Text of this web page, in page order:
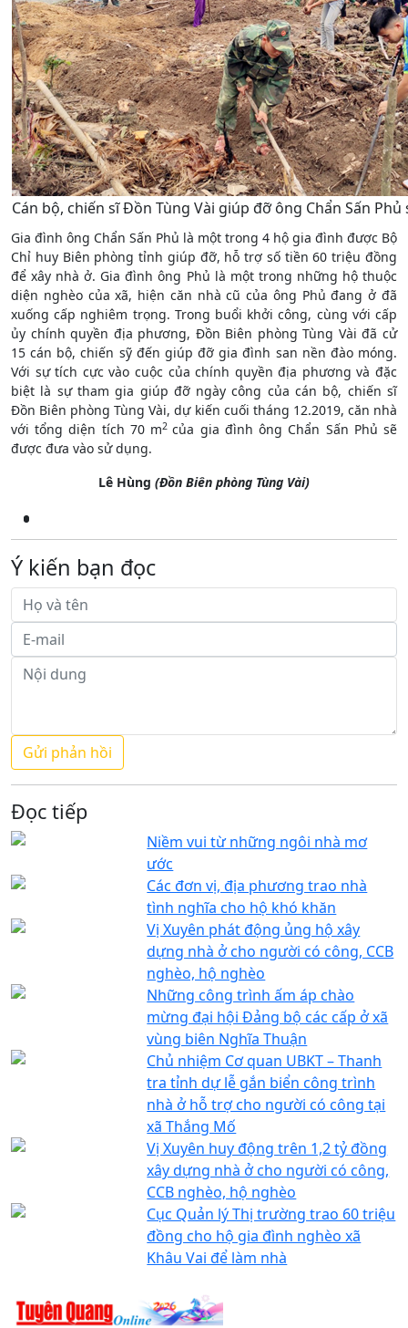
Cán bộ, chiến sĩ Đồn Tùng Vài giúp đỡ ông Chẩn Sấn
Gia đình ông Chẩn Sấn Phủ là một trong 4 hộ gia đình được Bộ
Chỉ huy Biên phòng tỉnh giúp đỡ, hỗ trợ số tiền 60 triệu đồng
để xây nhà ở. Gia đình ông Phủ là một trong những hộ thuộc
diện nghèo của xã, hiện căn nhà cũ của ông Phủ đang ở đã
xuống cấp nghiêm trọng. Trong buổi khởi công, cùng với cấp
ủy chính quyền địa phương, Đồn Biên phòng Tùng Vài đã cử
15 cán bộ, chiến sỹ đến giúp đỡ gia đình san nền đào móng.
Với sự tích cực vào cuộc của chính quyền địa phương và đặc
biệt là sự tham gia giúp đỡ ngày công của cán bộ, chiến sĩ
Đồn Biên phòng Tùng Vài, dự kiến cuối tháng 12.2019, căn nhà
với tổng diện tích 70 m2 của gia đình ông Chẩn Sấn Phủ sẽ
được đưa vào sử dụng.
Lê Hùng (Đồn Biên phòng Tùng Vài)
Ý kiến bạn đọc
Đọc tiếp
Niềm vui từ những ngôi nhà mơ
ước
Các đơn vị, địa phương trao nhà
tình nghĩa cho hộ khó khăn
Vị Xuyên phát động ủng hộ xây
dựng nhà ở cho người có công, CCB
nghèo, hộ nghèo
Những công trình ấm áp chào
mừng đại hội Đảng bộ các cấp ở xã
vùng biên Nghĩa Thuận
Chủ nhiệm Cơ quan UBKT – Thanh
tra tỉnh dự lễ gắn biển công trình
nhà ở hỗ trợ cho người có công tại
xã Thắng Mố
Vị Xuyên huy động trên 1,2 tỷ đồng
xây dựng nhà ở cho người có công,
CCB nghèo, hộ nghèo
Cục Quản lý Thị trường trao 60 triệu
đồng cho hộ gia đình nghèo xã
Khâu Vai để làm nhà